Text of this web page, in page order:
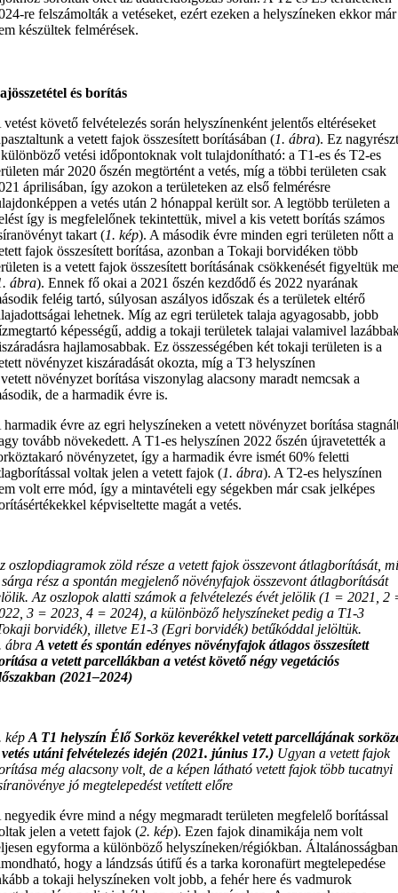
re felszámolták a vetéseket, ezért ezeken a helyszíneken ekkor már
készültek felmérések.
és borítás
vetést követő felvételezés során helyszínenként jelentős eltéréseket
a vetett fajok összesített borításában (1. ábra). Ez
vetési időpontoknak volt tulajdonítható: a T1-es és T2-es
már 2020 őszén megtörtént a vetés, míg a többi területen csak
áprilisában, így azokon a területeken az első felmérésre
a vetés után 2 hónappal került sor. A legtöbb területen a
így is megfelelőnek tekintettük, mivel a kis vetett borítás számos
takart (1. kép). A második évre minden egri területen nőtt a
fajok összesített borítása, azonban a Tokaji borvidéken több
is a vetett fajok összesített borításának csökkenését figyeltük
ábra). Ennek fő okai a 2021 őszén kezdődő és 2022 nyarának
feléig tartó, súlyosan aszályos időszak és a területek eltérő
lehetnek. Míg az egri területek talaja agyagosabb, jobb
képességű, addig a tokaji területek talajai valamivel
hajlamosabbak. Ez összességében két tokaji területen is a
növényzet kiszáradását okozta, míg a T3 helyszínen
növényzet borítása viszonylag alacsony maradt nemcsak a
de a harmadik évre is.
harmadik évre az egri helyszíneken a vetett növényzet borítása
tovább növekedett. A T1-es helyszínen 2022 őszén újravetették a
növényzetet, így a harmadik évre ismét 60% feletti
voltak jelen a vetett fajok (1. ábra). A T2-es helyszínen
volt erre mód, így a mintavételi egy ségekben már csak jelképes
képviseltette magát a vetés.
oszlopdiagramok zöld része a vetett fajok összevont átlagborítását,
rész a spontán megjelenő növényfajok összevont átlagborítását
Az oszlopok alatti számok a felvételezés évét jelölik (1 = 2021, 2
3 = 2023, 4 = 2024), a különböző helyszíneket pedig a T1-3
borvidék), illetve E1-3 (Egri borvidék) betűkóddal jelöltük.
ábraA vetett és spontán edényes növényfajok átlagos összesített
a vetett parcellákban a vetést követő négy vegetációs
(2021–2024)
képA T1 helyszín Élő Sorköz keverékkel vetett parcellájának
utáni felvételezés idején (2021. június 17.) Ugyan a vetett fajok
még alacsony volt, de a képen látható vetett fajok több tucatnyi
jó megtelepedést vetített előre
negyedik évre mind a négy megmaradt területen megfelelő borítással
jelen a vetett fajok (2. kép). Ezen fajok dinamikája nem volt
egyforma a különböző helyszíneken/régiókban. Általánosságban
hogy a lándzsás útifű és a tarka koronafürt megtelepedése
a tokaji helyszíneken volt jobb, a fehér here és vadmurok